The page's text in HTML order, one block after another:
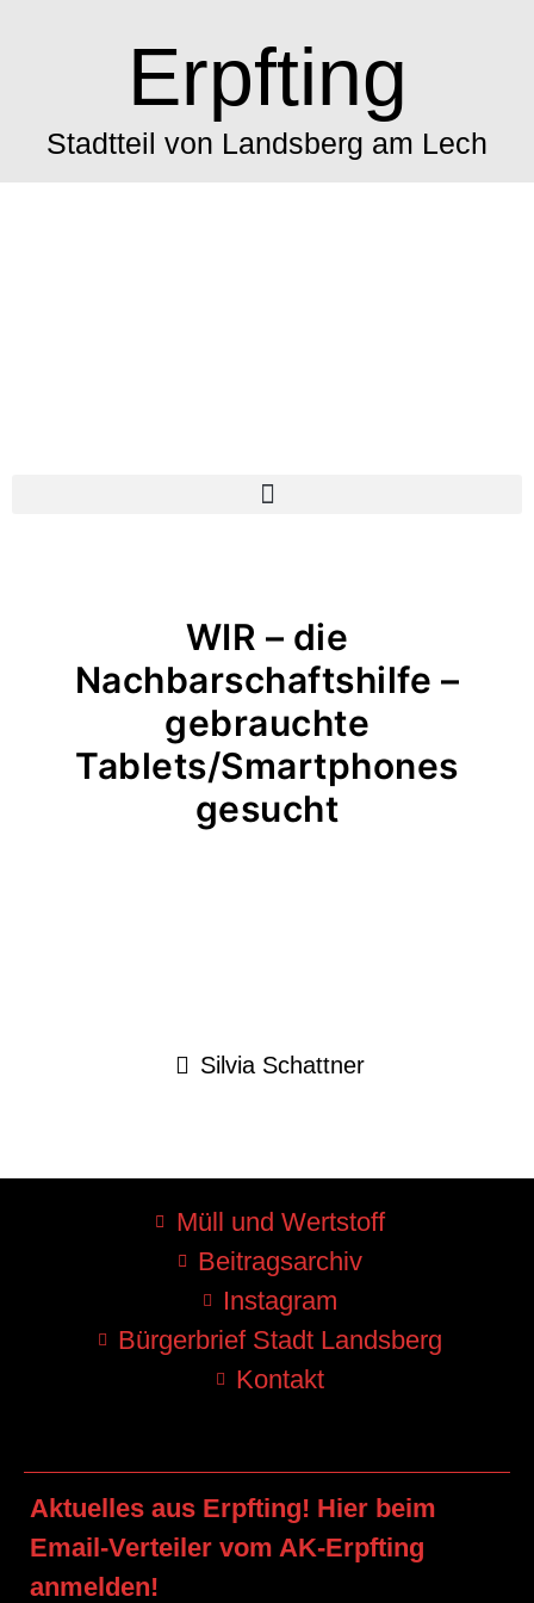
Erpfting
Stadtteil von Landsberg am Lech
WIR – die
Nachbarschaftshilfe –
gebrauchte
Tablets/Smartphones
gesucht
Silvia Schattner
Müll und Wertstoff
Beitragsarchiv
Instagram
Bürgerbrief Stadt Landsberg
Kontakt
Aktuelles aus Erpfting! Hier beim
Email-Verteiler vom AK-Erpfting
anmelden!